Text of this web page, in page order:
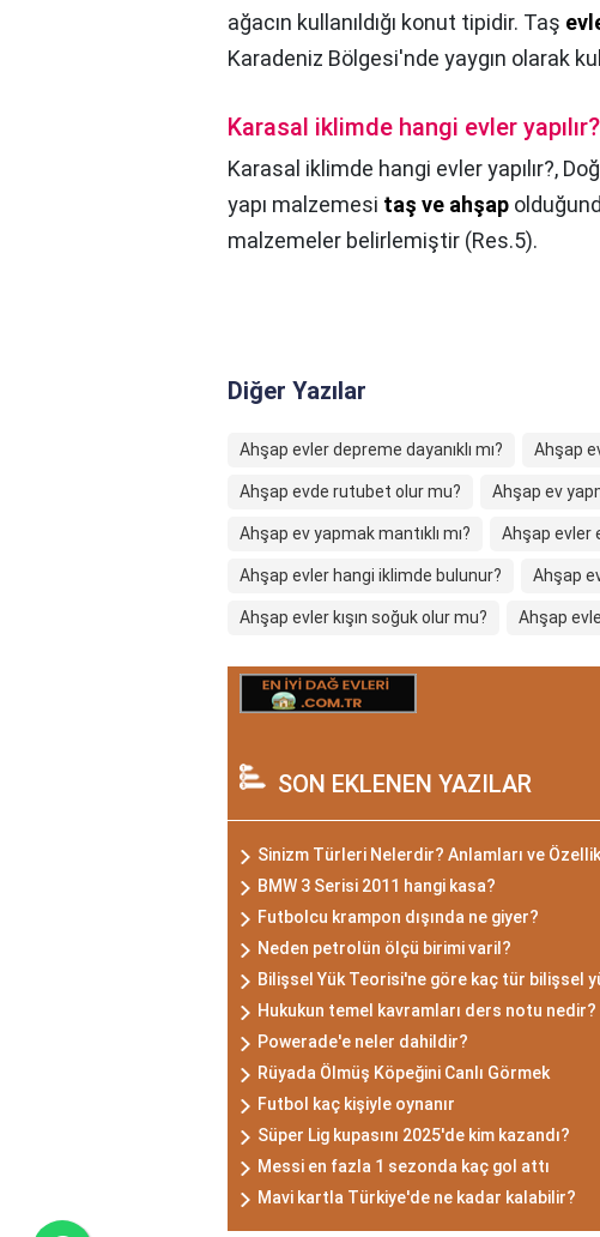
ağacın kullanıldığı konut tipidir. Taş
Karadeniz Bölgesi'nde yaygın olarak
Karasal iklimde hangi evler yapılır?
Karasal iklimde hangi evler yapılır?,
yapı malzemesi taş ve ahşap
malzemeler belirlemiştir (Res.5).
Diğer Yazılar
Ahşap evler depreme dayanıklı mı? Ahşap
Ahşap evde rutubet olur mu? Ahşap ev
Ahşap ev yapmak mantıklı mı? Ahşap evler
Ahşap evler hangi iklimde bulunur? Ahşap
Ahşap evler kışın soğuk olur mu? Ahşap
SON EKLENEN YAZILAR
Sinizm Türleri Nelerdir? Anlamları ve
BMW 3 Serisi 2011 hangi kasa?
Futbolcu krampon dışında ne giyer?
Neden petrolün ölçü birimi varil?
Bilişsel Yük Teorisi'ne göre kaç tür bilişsel
Hukukun temel kavramları ders notu nedir?
Powerade'e neler dahildir?
Rüyada Ölmüş Köpeğini Canlı Görmek
Futbol kaç kişiyle oynanır
Süper Lig kupasını 2025'de kim kazandı?
Messi en fazla 1 sezonda kaç gol attı
Mavi kartla Türkiye'de ne kadar kalabilir?